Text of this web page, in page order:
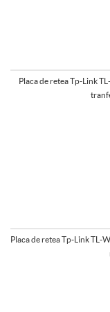
Placa de retea Tp-Link
Placa de retea Tp-Link TL-